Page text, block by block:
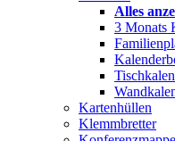
Alles
3 Monats
Kartenhüllen
Klemmbretter